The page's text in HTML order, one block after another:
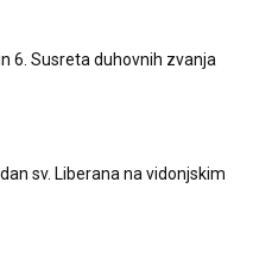
6. Susreta duhovnih zvanja
sv. Liberana na vidonjskim